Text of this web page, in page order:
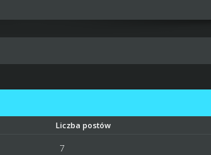
Liczba postów
7